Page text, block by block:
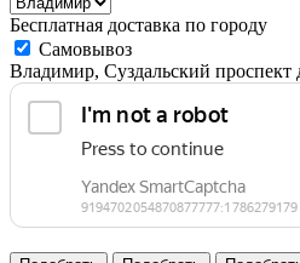
Бесплатная доставка по городу
Самовывоз
Владимир, Суздальский проспект